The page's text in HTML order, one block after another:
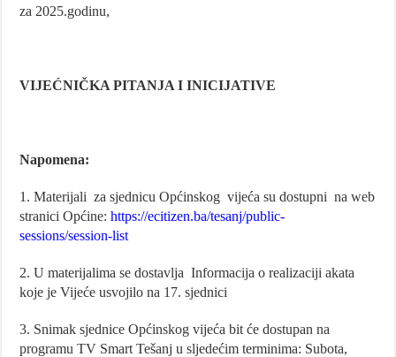
za 2025.godinu,
VIJEĆNIČKA PITANJA I INICIJATIVE
Napomena:
1. Materijali za sjednicu Općinskog vijeća su dostupni na web
stranici Općine:https://ecitizen.ba/tesanj/public-
sessions/session-list
2. U materijalima se dostavlja Informacija o realizaciji akata
koje je Vijeće usvojilo na 17. sjednici
3. Snimak sjednice Općinskog vijeća bit će dostupan na
programu TV Smart Tešanj u sljedećim terminima: Subota,